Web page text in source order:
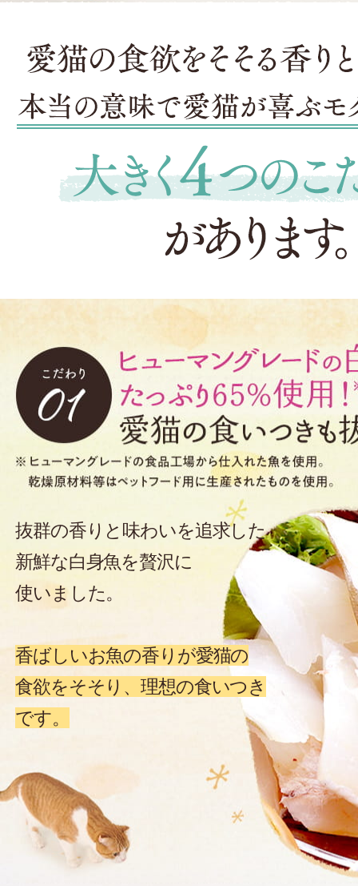
抜群の香りと味わいを追求した
新鮮な白身魚を贅沢に
使いました。
香ばしいお魚の香りが愛猫の
食欲をそそり、理想の食いつき
です。